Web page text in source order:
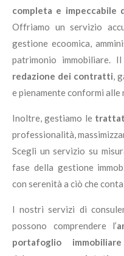
completa e impeccabile
Offriamo un servizio
gestione ecoomica,
patrimonio immobiliare.
redazione dei contratti ,
e pienamente conformi alle
Inoltre, gestiamo le
professionalità,
Scegli un servizio su
fase della gestione
con serenità a ciò che
I nostri servizi di
possono comprendere l’
portafoglio immobiliare